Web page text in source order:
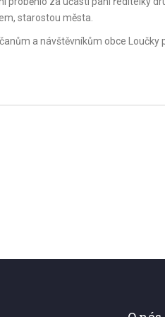
starostou města.
a návštěvníkům obce